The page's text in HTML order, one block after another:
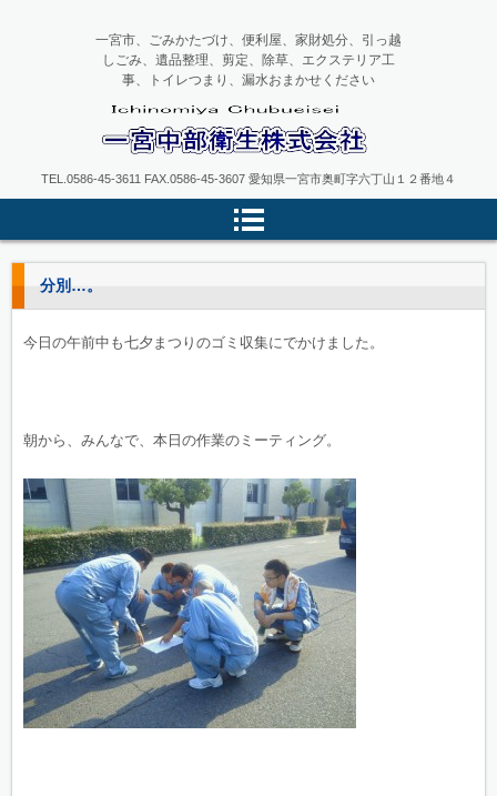
一宮中部衛生
一宮市、ごみかたづけ、便利屋、家財処分、引っ越
しごみ、遺品整理、剪定、除草、エクステリア工
事、トイレつまり、漏水おまかせください
TEL.0586-45-3611 FAX.0586-45-3607 愛知県一宮市奥町字六丁山１２番地４
分別…。
今日の午前中も七夕まつりのゴミ収集にでかけました。
朝から、みんなで、本日の作業のミーティング。